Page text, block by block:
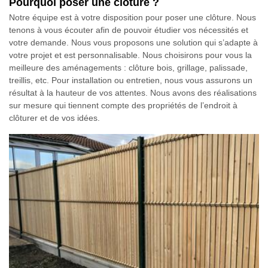
Pourquoi poser une clôture ?
Notre équipe est à votre disposition pour poser une clôture. Nous
tenons à vous écouter afin de pouvoir étudier vos nécessités et
votre demande. Nous vous proposons une solution qui s’adapte à
votre projet et est personnalisable. Nous choisirons pour vous la
meilleure des aménagements : clôture bois, grillage, palissade,
treillis, etc. Pour installation ou entretien, nous vous assurons un
résultat à la hauteur de vos attentes. Nous avons des réalisations
sur mesure qui tiennent compte des propriétés de l’endroit à
clôturer et de vos idées.